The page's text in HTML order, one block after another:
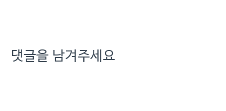
간 138명이 목숨을 잃었다.
18일 KT노동인권센터는
댓글을 남겨주세요